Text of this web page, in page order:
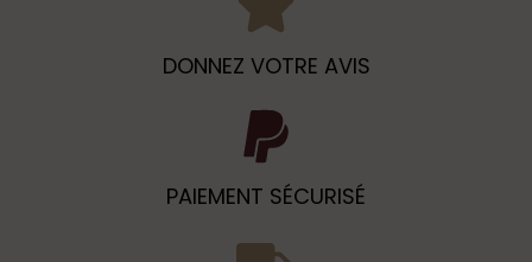
DONNEZ VOTRE AVIS
PAIEMENT SÉCURISÉ